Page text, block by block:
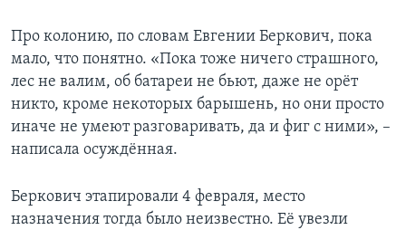
Про колонию, по словам Евгении Беркович, пока
мало, что понятно. «Пока тоже ничего страшного,
лес не валим, об батареи не бьют, даже не орёт
никто, кроме некоторых барышень, но они просто
иначе не умеют разговаривать, да и фиг с ними», –
написала осуждённая.
Беркович этапировали 4 февраля, место
назначения тогда было неизвестно. Её увезли